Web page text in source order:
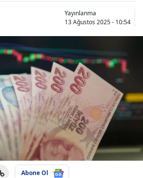
Yayınlanma
13 Ağustos 2025 - 10:54
Abone Ol